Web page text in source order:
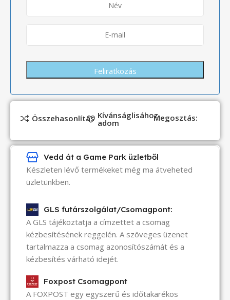
Összehasonlítás Kívánságlisához
adom Megosztás:
Vedd át a Game Park üzletből
Készleten lévő termékeket még ma átveheted
üzletünkben.
GLS futárszolgálat/Csomagpont:
A GLS tájékoztatja a címzettet a csomag
kézbesítésének reggelén. A szöveges üzenet
tartalmazza a csomag azonosítószámát és a
kézbesítés várható idejét.
Foxpost Csomagpont
A FOXPOST egy egyszerű és időtakarékos